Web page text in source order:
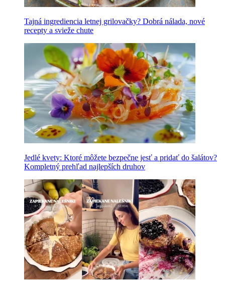
Tajná ingrediencia letnej grilovačky? Dobrá nálada, nové
recepty a svieže chute
Jedlé kvety: Ktoré môžete bezpečne jesť a pridať do šalátov?
Kompletný prehľad najlepších druhov